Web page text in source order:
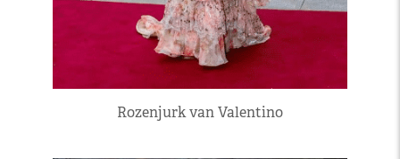
Rozenjurk van Valentino